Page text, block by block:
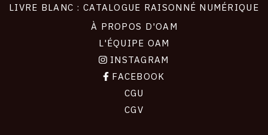
LIVRE BLANC : CATALOGUE RAISONNÉ NUMÉRIQUE
À PROPOS D'OAM
L'ÉQUIPE OAM
INSTAGRAM
FACEBOOK
CGU
CGV